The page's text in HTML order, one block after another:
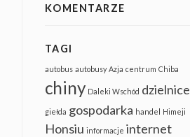
KOMENTARZE
TAGI
autobus autobusy Azja centrum Chiba
chiny Daleki Wschód dzielnice
giełda gospodarka handel Himeji
Honsiu informacje internet